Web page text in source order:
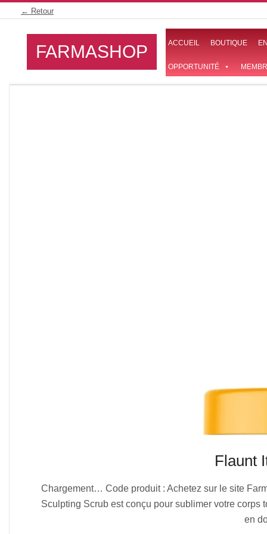
← Retour
FARMASHOP ACCUEIL BOUTIQUE
OPPORTUNITÉ
Flaunt
08-
01
Chargement… Code produit : Achetez sur le site
Sculpting Scrub est conçu pour sublimer votre
en